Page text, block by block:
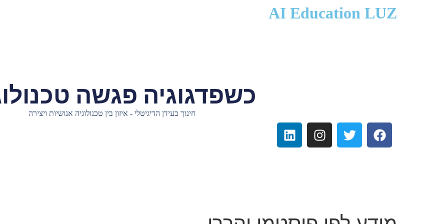
AI Education LUZ
כשפדגוגיה פגשה
חינוך בעידן הדיגיטלי - איזון בין טכנולוגיה אנושיות ויצירה